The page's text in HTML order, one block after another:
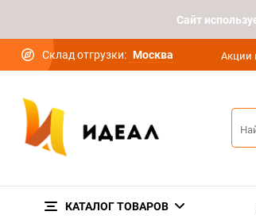
Cайт
Склад отгрузки: Москва Акции
КАТАЛОГ ТОВАРОВ